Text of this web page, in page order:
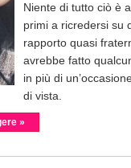
Niente di tutto ciò è
primi a ricredersi su
rapporto quasi
avrebbe fatto
in più di
di vista.
»